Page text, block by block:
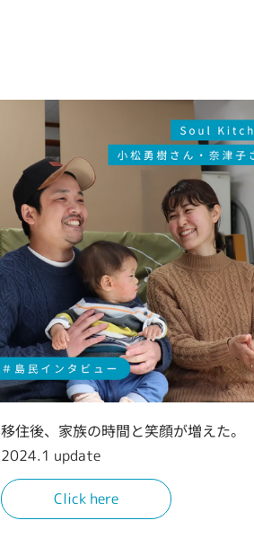
移住後、家族の時間と笑顔が増えた。
2024.1 update
Click here